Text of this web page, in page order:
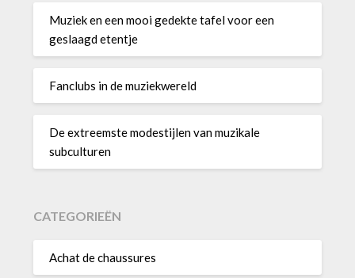
Muziek en een mooi gedekte tafel voor een
geslaagd etentje
Fanclubs in de muziekwereld
De extreemste modestijlen van muzikale
subculturen
CATEGORIEËN
Achat de chaussures